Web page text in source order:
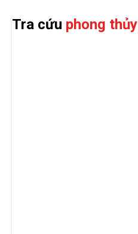
Tra cứu phong thủy